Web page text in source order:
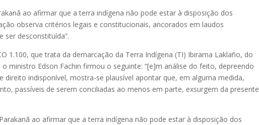
ao afirmar que a terra indígena não pode estar à disposição dos
observa critérios legais e constitucionais, ancorados em laudos
ser desconstituída”.
1.100, que trata da demarcação da Terra Indígena (TI) Ibirama Laklaño, do
ministro Edson Fachin firmou o seguinte: “[e]m análise do feito, depreendo
direito indisponível, mostra-se plausível apontar que, em alguma medida,
passíveis de serem conciliadas ao menos em parte, exsurgem da presente
ao afirmar que a terra indígena não pode estar à disposição dos